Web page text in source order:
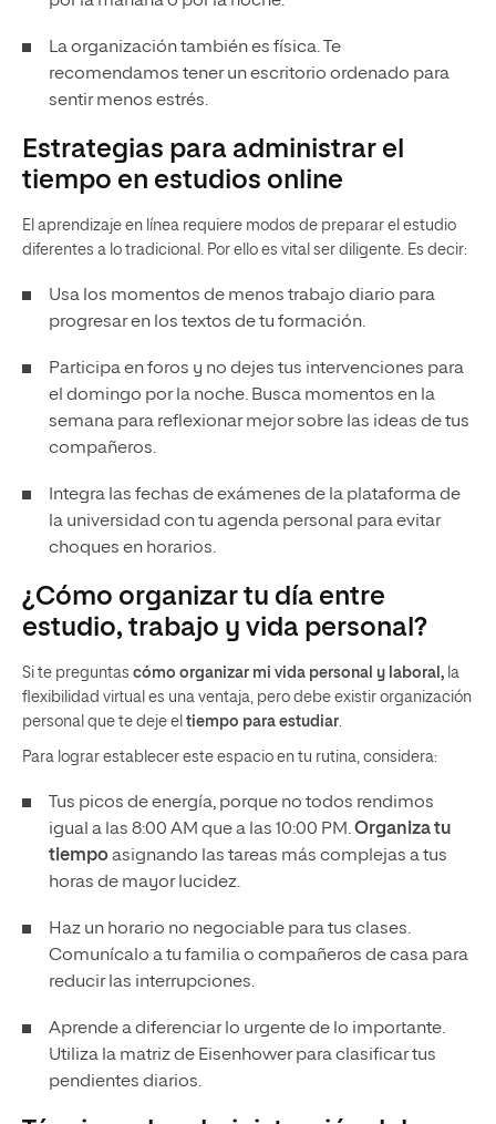
La organización también es física. Te
recomendamos tener un escritorio ordenado para
sentir menos estrés.
Estrategias para administrar el
tiempo en estudios online
El aprendizaje en línea requiere modos de preparar el estudio
diferentes a lo tradicional. Por ello es vital ser diligente. Es decir:
Usa los momentos de menos trabajo diario para
progresar en los textos de tu formación.
Participa en foros y no dejes tus intervenciones para
el domingo por la noche. Busca momentos en la
semana para reflexionar mejor sobre las ideas de tus
compañeros.
Integra las fechas de exámenes de la plataforma de
la universidad con tu agenda personal para evitar
choques en horarios.
¿Cómo organizar tu día entre
estudio, trabajo y vida personal?
Si te preguntas cómo organizar mi vida personal y laboral, la
flexibilidad virtual es una ventaja, pero debe existir organización
personal que te deje el tiempo para estudiar
Para lograr establecer este espacio en tu rutina, considera:
Tus picos de energía, porque no todos rendimos
igual a las 8:00 AM que a las 10:00 PM.Organiza tu
tiempoasignando las tareas más complejas a tus
horas de mayor lucidez.
Haz un horario no negociable para tus clases.
Comunícalo a tu familia o compañeros de casa para
reducir las interrupciones.
Aprende a diferenciar lo urgente de lo importante.
Utiliza la matriz de Eisenhower para clasificar tus
pendientes diarios.